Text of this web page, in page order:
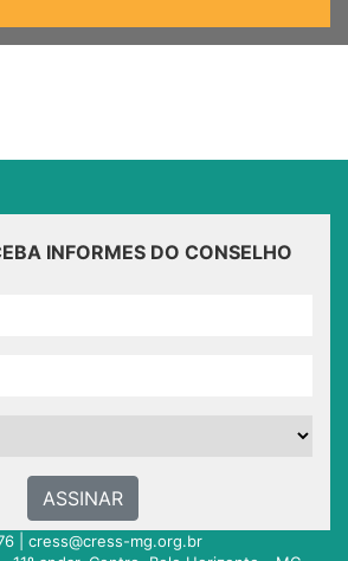
INFORMES DO CONSELHO
ASSINAR
| cress@cress-mg.org.br